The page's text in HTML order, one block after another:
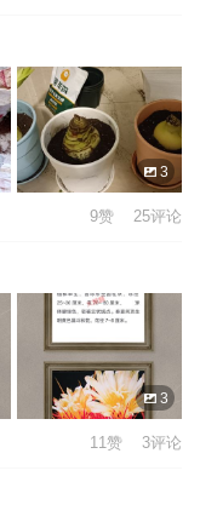
3
9赞 25评论
3
11赞 3评论